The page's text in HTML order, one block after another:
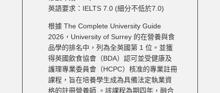
英語要求：IELTS 7.0 (細分不低於7.0)
根據 The Complete University Guide
2026，University of Surrey 的在營養與食
品學的排名中，列為全英國第 1 位。並獲
得英國飲食協會（BDA）認可並受健康及
護理專業委員會（HCPC）核准的專業註冊
課程，旨在培養學生成為具備法定執業資
格的註冊營養師 。該課程為期四年，融合